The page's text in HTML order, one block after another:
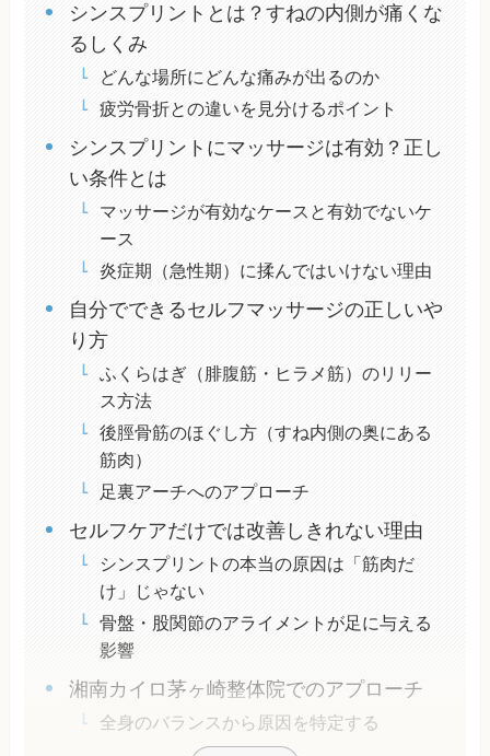
シンスプリントとは？すねの内側が痛くな
るしくみ
どんな場所にどんな痛みが出るのか
疲労骨折との違いを見分けるポイント
シンスプリントにマッサージは有効？正し
い条件とは
マッサージが有効なケースと有効でないケ
ース
炎症期（急性期）に揉んではいけない理由
自分でできるセルフマッサージの正しいや
り方
ふくらはぎ（腓腹筋・ヒラメ筋）のリリー
ス方法
後脛骨筋のほぐし方（すね内側の奥にある
筋肉）
足裏アーチへのアプローチ
セルフケアだけでは改善しきれない理由
シンスプリントの本当の原因は「筋肉だ
け」じゃない
骨盤・股関節のアライメントが足に与える
影響
湘南カイロ茅ヶ崎整体院でのアプローチ
全身のバランスから原因を特定する